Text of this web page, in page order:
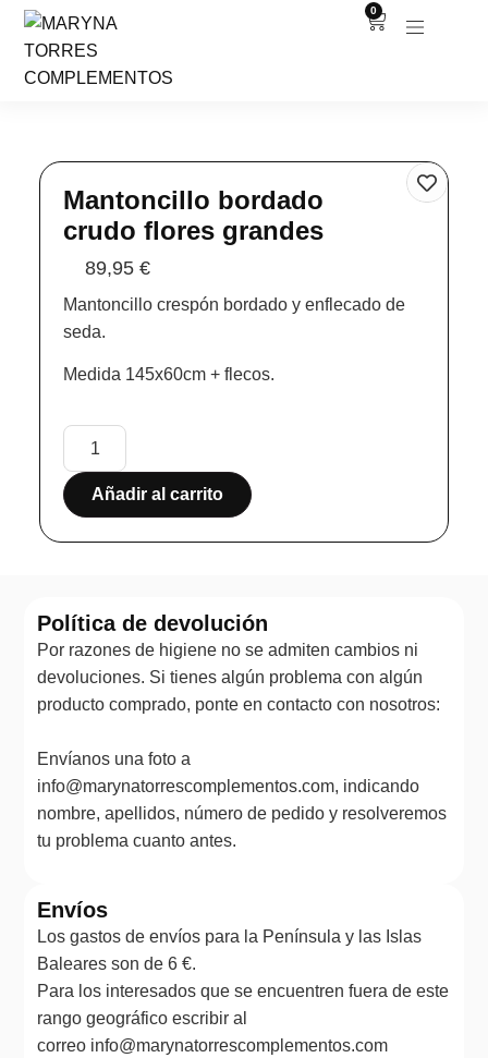
0
Mantoncillo bordado
crudo flores grandes
89,95€
Mantoncillo crespón bordado y enflecado de
seda.
Medida 145x60cm + flecos.
Añadir al carrito
Política de devolución
Por razones de higiene no se admiten cambios ni
devoluciones. Si tienes algún problema con algún
producto comprado, ponte en contacto con nosotros:
Envíanos una foto a
info@marynatorrescomplementos.com, indicando
nombre, apellidos, número de pedido y resolveremos
tu problema cuanto antes.
Envíos
Los gastos de envíos para la Península y las Islas
Baleares son de 6 €.
Para los interesados que se encuentren fuera de este
rango geográfico escribir al
correo info@marynatorrescomplementos.com